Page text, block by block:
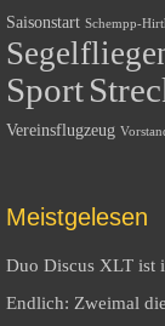
Saisonstart Schempp-
Sport
Vereinsflugzeug
Meistgelesen
Duo Discus XLT ist
Endlich: Zweimal